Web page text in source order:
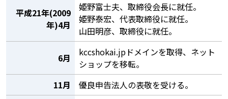
平成21年(2009
年)4月
姫野富士夫、取締役会長に就任。
姫野泰宏、代表取締役に就任。
山田明彦、取締役に就任。
6月
kccshokai.jpドメインを取得、ネット
ショップを移転。
11月
優良申告法人の表敬を受ける。